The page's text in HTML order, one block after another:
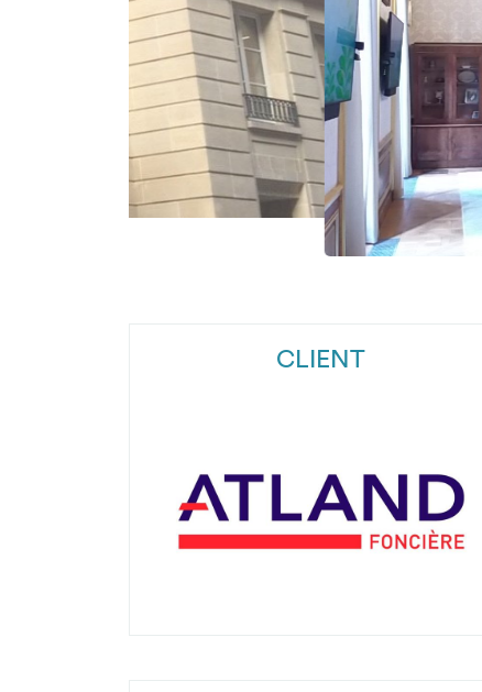
CLIENT